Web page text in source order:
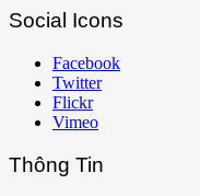
Social Icons
Facebook
Twitter
Flickr
Vimeo
Thông Tin